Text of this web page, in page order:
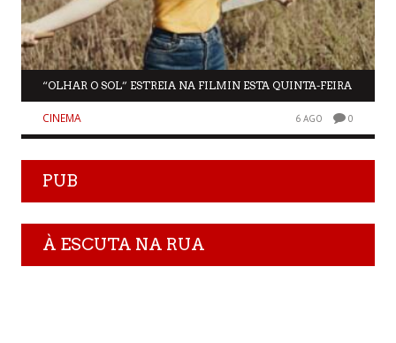
“OLHAR O SOL” ESTREIA NA FILMIN ESTA QUINTA-FEIRA
CINEMA 6 AGO 0
PUB
À ESCUTA NA RUA